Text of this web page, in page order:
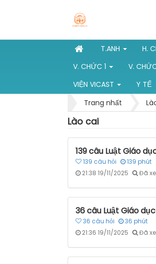
T.ANH H.
V. CHỨC 1
V.
VIỆN VICAST
Y TẾ
Trang nhất
Lào cai
139 câu Luật Giáo
139 câu hỏi 139 phút
21:38 19/11/2025
Đã
36 câu Luật Giáo
36 câu hỏi 36 phút
21:36 19/11/2025
Đã